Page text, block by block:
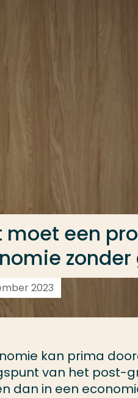
moet een
zonder
2023
kan prima
van het post-
dan in een